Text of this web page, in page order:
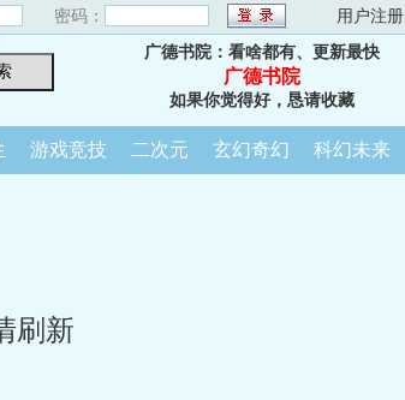
密码： 用户注册
广德书院：看啥都有、更新最快
广德书院
如果你觉得好，恳请收藏
游戏竞技 二次元 玄幻奇幻 科幻未来
刷新